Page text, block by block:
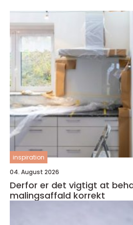
inspiration
04. August 2026
Derfor er det vigtigt at
malingsaffald korrekt